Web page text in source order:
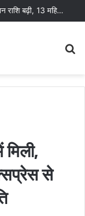
CM धामी का बड़ा ऐलान: तीलू रौतेली पुरस्कार की सम्मान राशि बढ़ी, 13 महिलाएं हुई सम्मानित
से